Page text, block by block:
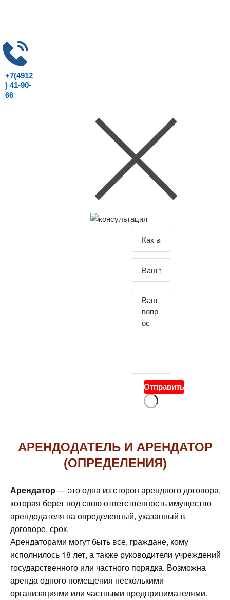
+7(4912
) 41-90-
66
Отправить
АРЕНДОДАТЕЛЬ И АРЕНДАТОР
(ОПРЕДЕЛЕНИЯ)
Арендатор— это одна из сторон арендного договора,
которая берет под свою ответственность имущество
арендодателя на определенный, указанный в
договоре, срок.
Арендаторами могут быть все, граждане, кому
исполнилось 18 лет, а также руководители учреждений
государственного или частного порядка. Возможна
аренда одного помещения несколькими
организациями или частными предпринимателями.